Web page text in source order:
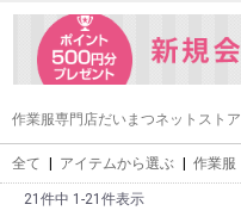
作業服専門店だいまつネットストア
全て | アイテムから選ぶ | 作業服
21件中 1-21件表示